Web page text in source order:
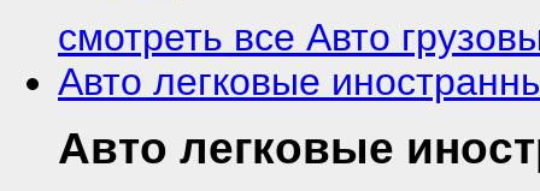
смотреть все Авто
Авто легковые
Авто легковые